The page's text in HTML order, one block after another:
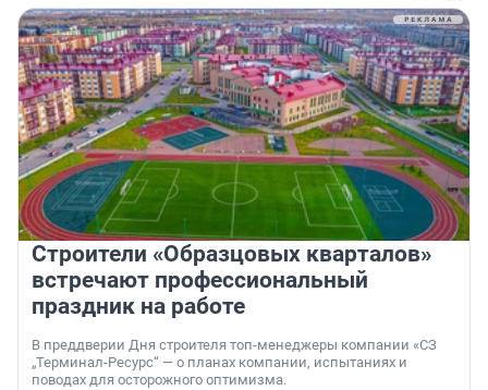
Строители «Образцовых кварталов»
встречают профессиональный
праздник на работе
В преддверии Дня строителя топ-менеджеры компании «СЗ
„Терминал-Ресурс“ — о планах компании, испытаниях и
поводах для осторожного оптимизма.